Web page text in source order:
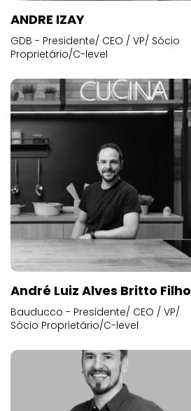
ANDRE IZAY
GDB - Presidente/ CEO / VP/ Sócio
Proprietário/C-level
André Luiz Alves Britto Filho
Bauducco - Presidente/ CEO / VP/
Sócio Proprietário/C-level